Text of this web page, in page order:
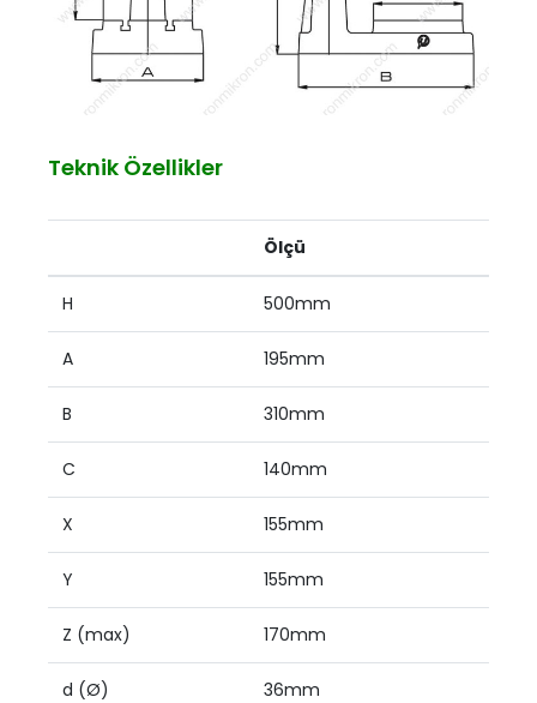
Teknik Özellikler
Ölçü
H 500mm
A 195mm
B 310mm
C 140mm
X 155mm
Y 155mm
Z (max) 170mm
d (Ø) 36mm